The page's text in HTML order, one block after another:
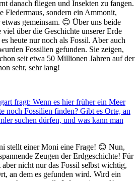
danach fliegen und Insekten zu fangen.
Fledermaus, sondern ein Ammonit,
gemeinsam. 😊 Über uns beide
viel über die Geschichte unserer Erde
heute nur noch als Fossil. Aber auch
Fossilien gefunden. Sie zeigen,
seit etwa 50 Millionen Jahren auf der
sehr, sehr lang!
fragt: Wenn es hier früher ein Meer
noch Fossilien finden? Gibt es Orte, an
suchen dürfen, und was kann man
stellt einer Moni eine Frage! 😊 Nun,
Zeugen der Erdgeschichte! Für
aber nicht nur das Fossil selbst wichtig,
an dem es gefunden wird. Wird ein